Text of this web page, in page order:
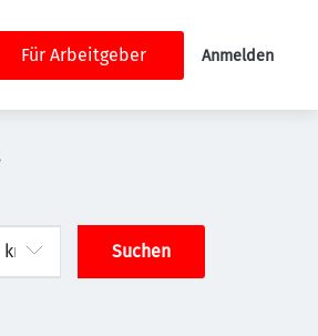
Für Arbeitgeber Anmelden
Suchen